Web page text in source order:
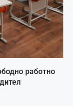
работно